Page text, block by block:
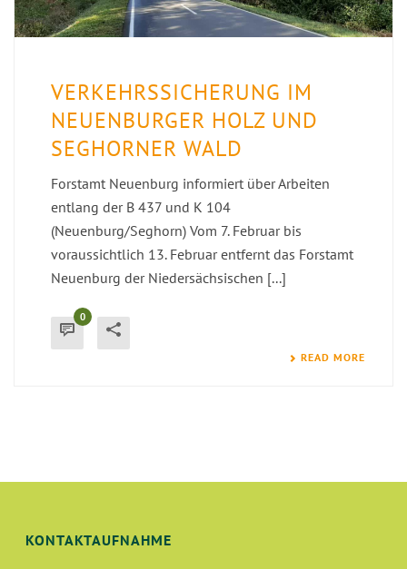
VERKEHRSSICHERUNG IM
NEUENBURGER HOLZ UND
SEGHORNER WALD
Forstamt Neuenburg informiert über Arbeiten
entlang der B 437 und K 104
(Neuenburg/Seghorn) Vom 7. Februar bis
voraussichtlich 13. Februar entfernt das Forstamt
Neuenburg der Niedersächsischen [...]
0
READ MORE
KONTAKTAUFNAHME